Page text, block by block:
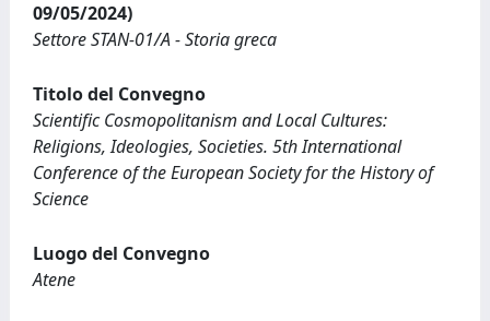
09/05/2024)
Settore STAN-01/A - Storia greca
Titolo del Convegno
Scientific Cosmopolitanism and Local Cultures:
Religions, Ideologies, Societies. 5th International
Conference of the European Society for the History of
Science
Luogo del Convegno
Atene